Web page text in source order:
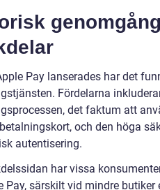
Pay lanserades har det
Fördelarna
det faktum att
och den höga
autentisering.
har vissa
Pay, särskilt vid mindre